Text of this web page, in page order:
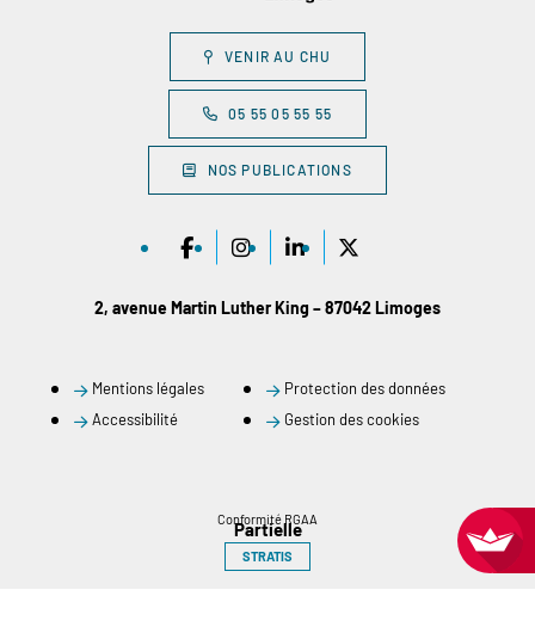
VENIR AU CHU
05 55 05 55 55
NOS PUBLICATIONS
2, avenue Martin Luther King – 87042 Limoges
Mentions légales
Protection des données
Accessibilité
Gestion des cookies
Conformité RGAA
Partielle
STRATIS